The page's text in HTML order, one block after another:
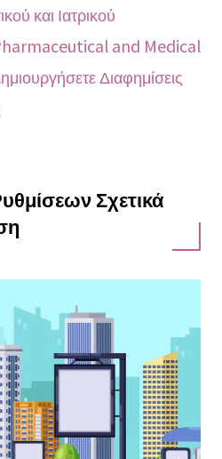
και Ιατρικού
and Medical
Διαφημίσεις
Σχετικά